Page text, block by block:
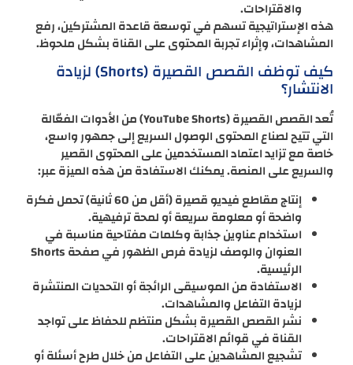
والاقتراحات.
هذه الإستراتيجية تسهم في توسعة قاعدة المشتركين، رفع
المشاهدات، وإثراء تجربة المحتوى على القناة بشكل ملحوظ.
كيف توظف القصص القصيرة (Shorts) لزيادة
الانتشار؟
تُعد القصص القصيرة (YouTube Shorts) من الأدوات الفعّالة
التي تتيح لصناع المحتوى الوصول السريع إلى جمهور واسع،
خاصة مع تزايد اعتماد المستخدمين على المحتوى القصير
والسريع على المنصة. يمكنك الاستفادة من هذه الميزة عبر:
إنتاج مقاطع فيديو قصيرة (أقل من 60 ثانية) تحمل فكرة
واضحة أو معلومة سريعة أو لمحة ترفيهية.
استخدام عناوين جذابة وكلمات مفتاحية مناسبة في
العنوان والوصف لزيادة فرص الظهور في صفحة Shorts
الرئيسية.
الاستفادة من الموسيقى الرائجة أو التحديات المنتشرة
لزيادة التفاعل والمشاهدات.
نشر القصص القصيرة بشكل منتظم للحفاظ على تواجد
القناة في قوائم الاقتراحات.
تشجيع المشاهدين على التفاعل من خلال طرح أسئلة أو